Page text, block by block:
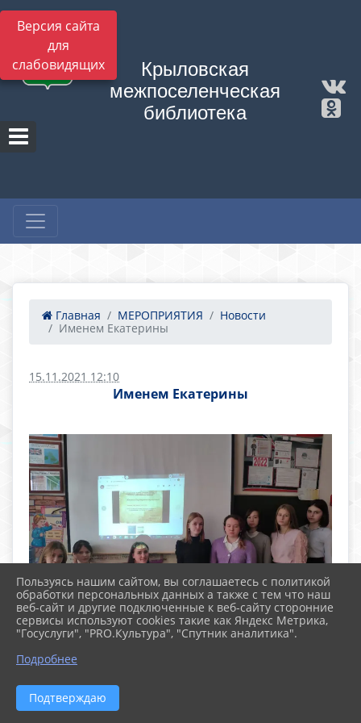
Версия сайта
для
слабовидящих
Крыловская
межпоселенческая
библиотека
Главная МЕРОПРИЯТИЯ
Новости
Именем Екатерины
15.11.2021 12:10
Именем Екатерины
В 1892 году Кубанское казачье войско отмечало
памятную дату - 100-летие переселения казаков
Пользуясь нашим сайтом, вы соглашаетесь с политикой
обработки персональных данных а также с тем что наш
веб-сайт и другие подключенные к веб-сайту сторонние
сервисы используют cookies такие как Яндекс Метрика,
"Госуслуги", "PRO.Культура", "Спутник аналитика".
Подробнее
Подтверждаю